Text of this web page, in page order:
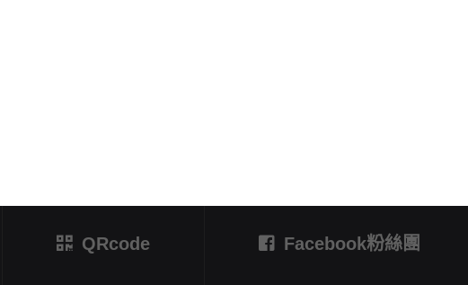
QRcode Facebook粉絲團